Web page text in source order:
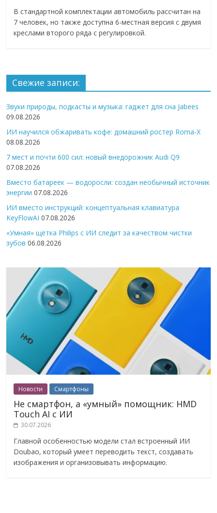
В стандартной комплектации автомобиль рассчитан на
7 человек, но также доступна 6-местная версия с двумя
креслами второго ряда с регулировкой.
Свежие записи:
Звуки природы, подкасты и музыка: гаджет для сна Jabees
09.08.2026
ИИ научился обжаривать кофе: домашний ростер Roma-X
08.08.2026
7 мест и почти 600 сил: новый внедорожник Audi Q9
07.08.2026
Вместо батареек — водоросли: создан необычный источник
энергии 07.08.2026
ИИ вместо инструкций: концептуальная клавиатура
KeyFlowAI 07.08.2026
«Умная» щётка Philips с ИИ следит за качеством чистки
зубов 06.08.2026
Новости Смартфоны
Не смартфон, а «умный» помощник: HMD
Touch AI с ИИ
30.07.2026
Главной особенностью модели стал встроенный ИИ
Doubao, который умеет переводить текст, создавать
изображения и организовывать информацию.